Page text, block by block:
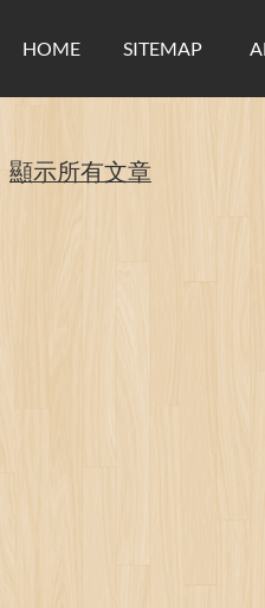
HOME SITEMAP
顯示所有文章